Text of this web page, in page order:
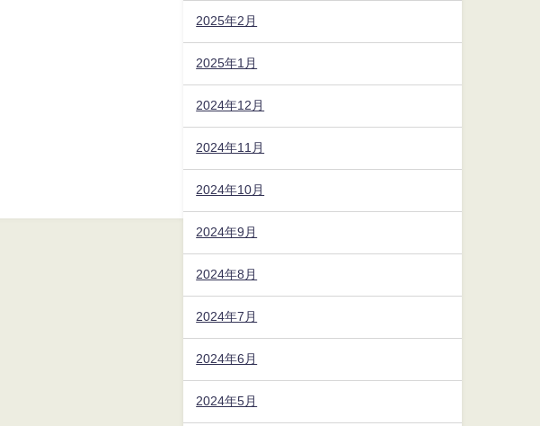
2025年2月
2025年1月
2024年12月
2024年11月
2024年10月
2024年9月
2024年8月
2024年7月
2024年6月
2024年5月